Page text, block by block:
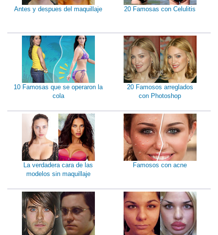
Antes y despues del maquillaje 20 Famosas con Celulitis
10 Famosas que se operaron la
cola
20 Famosos arreglados
con Photoshop
La verdadera cara de las
modelos sin maquillaje
Famosos con acne